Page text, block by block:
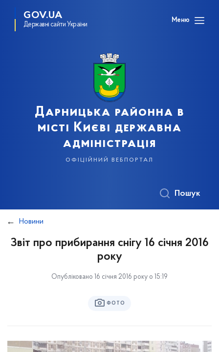
GOV.UA
Державні сайти України
Меню
Дарницька районна в
місті Києві державна
адміністрація
офіційний вебпортал
Пошук
Новини
Звіт про прибирання снігу 16 січня 2016
року
Опубліковано 16 січня 2016 року о 15:19
ФОТО